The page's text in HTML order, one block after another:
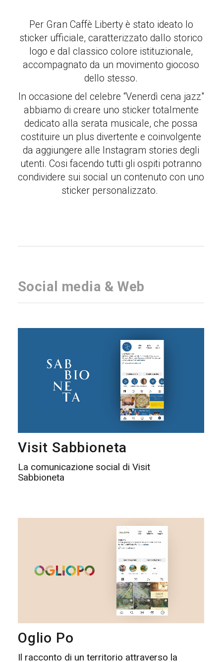
Per Gran Caffè Liberty è stato ideato lo
sticker ufficiale, caratterizzato dallo storico
logo e dal classico colore istituzionale,
accompagnato da un movimento giocoso
dello stesso.
In occasione del celebre “Venerdì cena jazz"
abbiamo di creare uno sticker totalmente
dedicato alla serata musicale, che possa
costituire un plus divertente e coinvolgente
da aggiungere alle Instagram stories degli
utenti. Cosi facendo tutti gli ospiti potranno
condividere sui social un contenuto con uno
sticker personalizzato.
Social media & Web
Visit Sabbioneta
La comunicazione social di Visit
Sabbioneta
Oglio Po
Il racconto di un territorio attraverso la